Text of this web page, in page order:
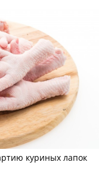
куриных лапок